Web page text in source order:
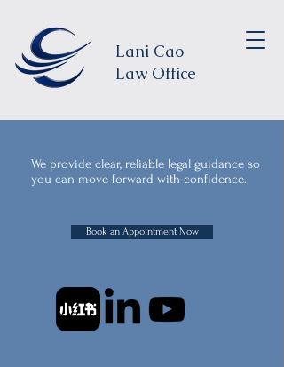
We provide clear, reliable legal guidance so
you can move forward with confidence.
Book an Appointment Now
Lani Cao
Law Office